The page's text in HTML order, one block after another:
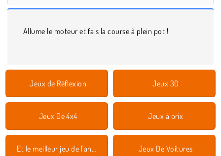
Allume le moteur et fais la course à plein pot !
Jeux de Réflexion Jeux 3D
Jeux De 4x4 Jeux à prix
Et le meilleur jeu de l'année est 2018 Jeux De Voitures